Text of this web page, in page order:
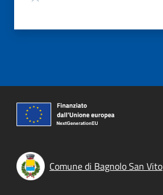
Comune di Bagnolo San Vito